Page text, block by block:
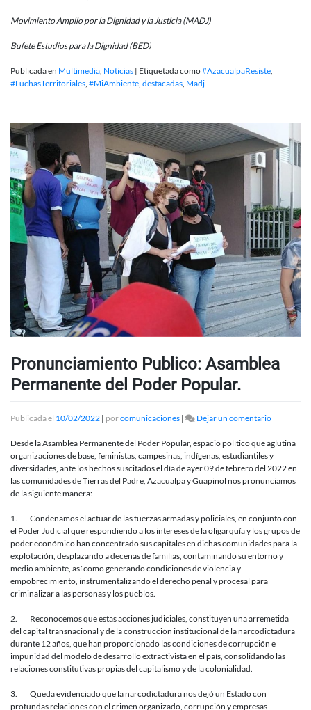
Movimiento Amplio por la Dignidad y la Justicia (MADJ)
Bufete Estudios para la Dignidad (BED)
Publicada en Multimedia, Noticias | Etiquetada como#AzacualpaResiste,
#LuchasTerritoriales, #MiAmbiente, destacadas, Madj
Pronunciamiento Publico: Asamblea
Permanente del Poder Popular.
Publicada el 10/02/2022 | porcomunicaciones | Dejar un comentarioen
Publico:
Asamblea
del
Desde la Asamblea Permanente del Poder Popular, espacio político que aglutina
organizaciones de base, feministas, campesinas, indígenas, estudiantiles y
diversidades, ante los hechos suscitados el día de ayer 09 de febrero del 2022 en
las comunidades de Tierras del Padre, Azacualpa y Guapinol nos pronunciamos
de la siguiente manera:
1. Condenamos el actuar de las fuerzas armadas y policiales, en conjunto con
el Poder Judicial que respondiendo a los intereses de la oligarquía y los grupos de
poder económico han concentrado sus capitales en dichas comunidades para la
explotación, desplazando a decenas de familias, contaminando su entorno y
medio ambiente, así como generando condiciones de violencia y
empobrecimiento, instrumentalizando el derecho penal y procesal para
criminalizar a las personas y los pueblos.
2. Reconocemos que estas acciones judiciales, constituyen una arremetida
del capital transnacional y de la construcción institucional de la narcodictadura
durante 12 años, que han proporcionado las condiciones de corrupción e
impunidad del modelo de desarrollo extractivista en el país, consolidando las
relaciones constitutivas propias del capitalismo y de la colonialidad.
3. Queda evidenciado que la narcodictadura nos dejó un Estado con
profundas relaciones con el crimen organizado, corrupción y empresas